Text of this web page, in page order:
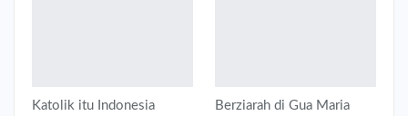
Katolik itu Indonesia
Berziarah di Gua Maria